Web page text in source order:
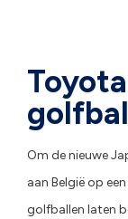
Om de nieuwe
aan België op
golfballen laten